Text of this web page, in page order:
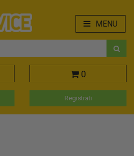
MENU
0
Registrati